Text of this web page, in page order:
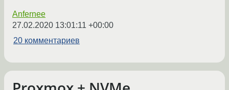
Anfernee
27.02.2020 13:01:11 +00:00
20 комментариев